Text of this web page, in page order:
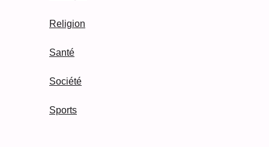
Religion
Santé
Société
Sports